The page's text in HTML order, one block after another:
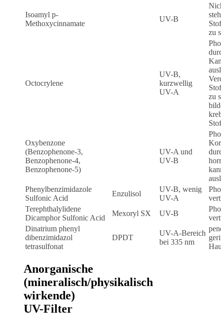
Isoamyl p-
Methoxycinnamate
UV-B
zu
Octocrylene
UV-B,
kurzwellig
UV-A
zu
Oxybenzone
(Benzophenone-3,
Benzophenone-4,
Benzophenone-5)
UV-A und
UV-B
Phenylbenzimidazole
Sulfonic Acid
Enzulisol
UV-B, wenig
UV-A
Terephthalylidene
Dicamphor Sulfonic Acid
Mexoryl SX UV-B
Dinatrium phenyl
dibenzimidazol
tetrasulfonat
DPDT
UV-A-Bereich
bei 335 nm
Anorganische
(mineralisch/physikalisch
wirkende)
UV-Filter